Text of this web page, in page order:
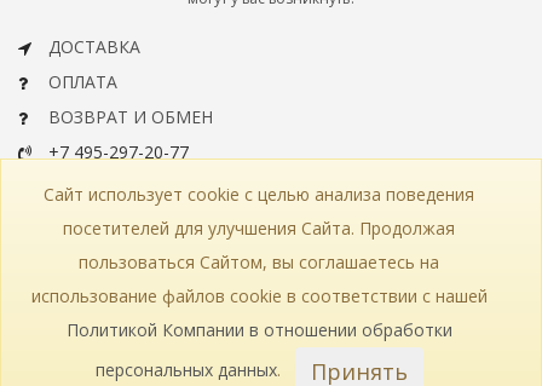
ДОСТАВКА
ОПЛАТА
ВОЗВРАТ И ОБМЕН
+7 495-297-20-77
info@bohemiaartclassic.ru
СКАЧАТЬ КАТАЛОГ
КАТАЛОГ
ПОЛИТИКА КОНФИДЕНЦИАЛЬНОСТИ
СТАТЬИ
ПРОИЗВОДСТВО
© 2018—2026 Bohemia Art Classic
Сайт использует cookie с целью анализа поведения
посетителей для улучшения Сайта. Продолжая
пользоваться Сайтом, вы соглашаетесь на
использование файлов cookie в соответствии с нашей
Политикой Компании в отношении обработки
персональных данных. Принять